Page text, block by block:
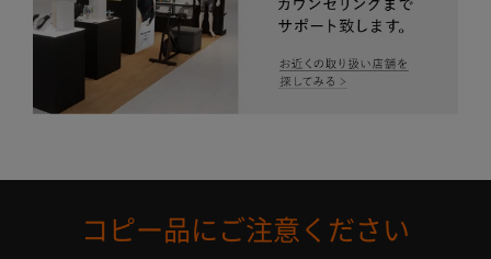
コピー品にご注意ください